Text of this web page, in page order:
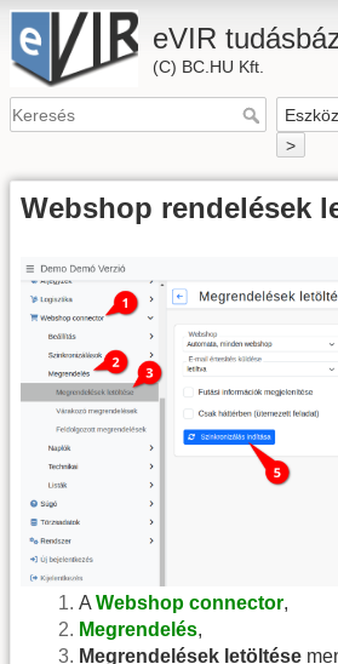
eVIR
(C) BC.HU Kft.
>
Webshop rendelések
A Webshop connector,
Megrendelés,
Megrendelések letöltése